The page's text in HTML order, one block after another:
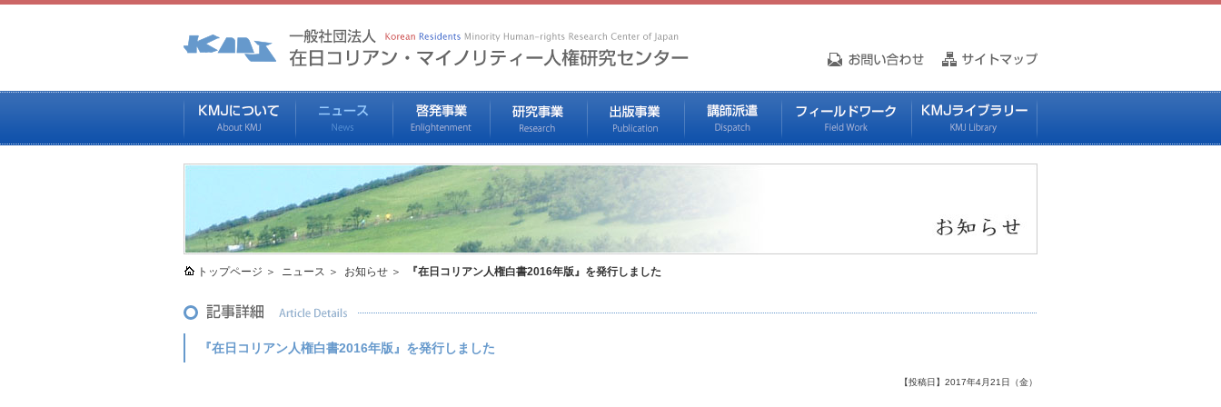
トップページ ニュース お知らせ 『在日コリアン人権白書2016年版』を発行しました
『在日コリアン人権白書2016年版』を発行しました
【投稿日】2017年4月21日（金）